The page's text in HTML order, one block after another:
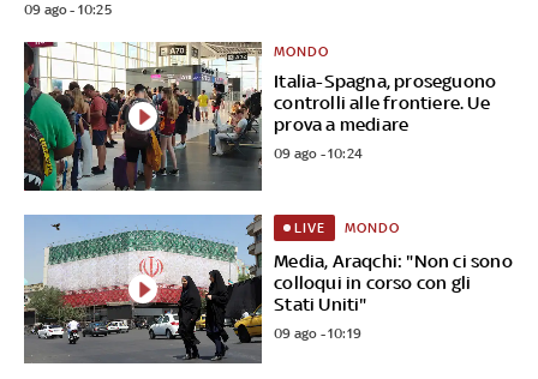
09 ago - 10:25
Italia-Spagna, proseguono
controlli alle frontiere. Ue
prova a mediare
MONDO
09 ago - 10:24
Media, Araqchi: "Non ci sono
colloqui in corso con gli
Stati Uniti"
LIVE MONDO
09 ago - 10:19